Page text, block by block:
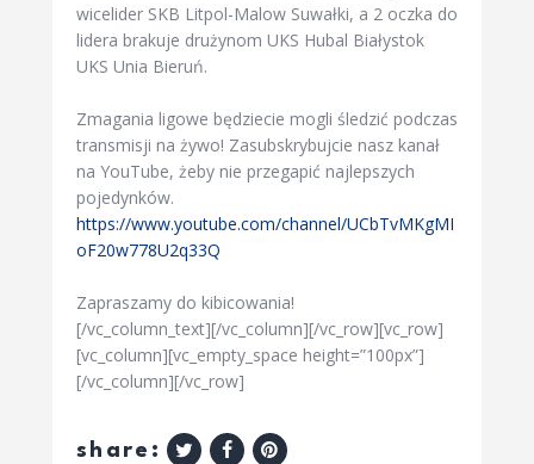
wicelider SKB Litpol-Malow Suwałki, a 2 oczka do
lidera brakuje drużynom UKS Hubal Białystok
UKS Unia Bieruń.
Zmagania ligowe będziecie mogli śledzić podczas
transmisji na żywo! Zasubskrybujcie nasz kanał
na YouTube, żeby nie przegapić najlepszych
pojedynków.
https://www.youtube.com/channel/UCbTvMKgMI
oF20w778U2q33Q
Zapraszamy do kibicowania!
[/vc_column_text][/vc_column][/vc_row][vc_row]
[vc_column][vc_empty_space height=”100px”]
[/vc_column][/vc_row]
share: